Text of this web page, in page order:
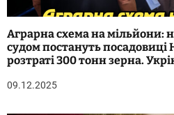
Аграрна схема на мільйони:
судом постануть
розтраті 300 тонн зерна.
09.12.2025